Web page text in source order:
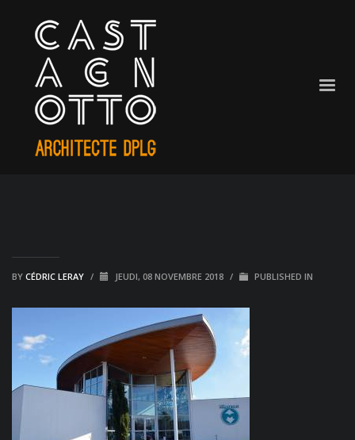
BY CÉDRIC LERAY / JEUDI, 08 NOVEMBRE 2018 / PUBLISHED IN